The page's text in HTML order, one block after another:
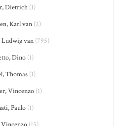
Dietrich (1)
Karl van (2)
Ludwig van(795)
Dino (1)
Thomas(1)
Vincenzo (1)
Paulo(1)